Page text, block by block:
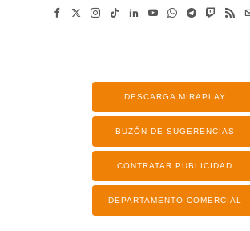
DESCARGA MIRAPLAY
BUZÓN DE SUGERENCIAS
CONTRATAR PUBLICIDAD
DEPARTAMENTO COMERCIAL